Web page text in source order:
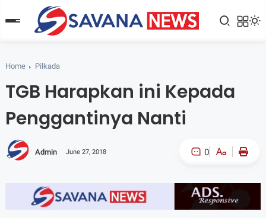
Home Pilkada
TGB Harapkan ini Kepada
Penggantinya Nanti
Admin June 27, 2018 0
A- A+